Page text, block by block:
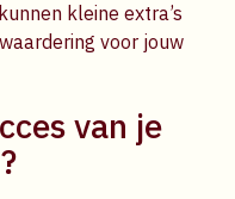
kleine extra’s
voor jouw
van je